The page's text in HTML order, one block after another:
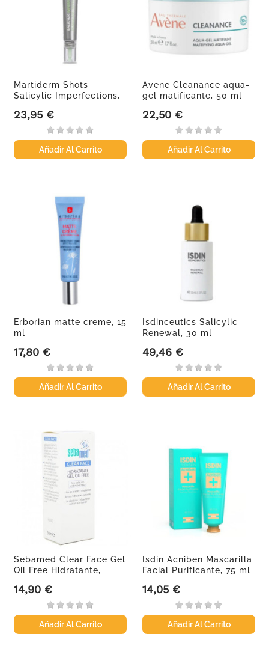
Martiderm Shots
Salicylic Imperfections,
Precio
23,95 €
Añadir Al Carrito
Avene Cleanance aqua-
gel matificante, 50 ml
Precio
22,50 €
Añadir Al Carrito
Erborian matte creme, 15
ml
Precio
17,80 €
Añadir Al Carrito
Isdinceutics Salicylic
Renewal, 30 ml
Precio
49,46 €
Añadir Al Carrito
Sebamed Clear Face Gel
Oil Free Hidratante,
Precio
14,90 €
Añadir Al Carrito
Isdin Acniben Mascarilla
Facial Purificante, 75 ml
Precio
14,05 €
Añadir Al Carrito